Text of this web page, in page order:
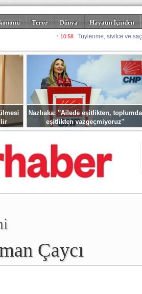
Terör Dünya Hayatın İçinden
Spor Misafir Kalem
Nazlıaka: ''Ailede eşitlikten, toplumda
eşitlikten vazgeçmiyoruz''
Çaycı